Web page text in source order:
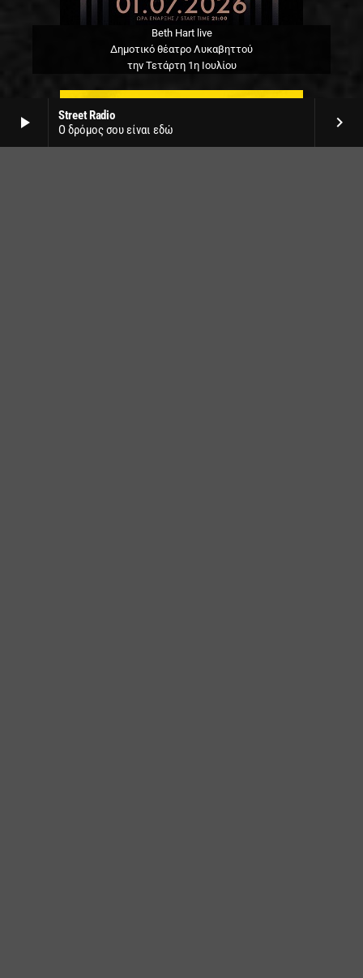
play_arrow
Street Radio
Ο δρόμος σου είναι εδώ
keyboard_arrow_right
Beth Hart live
Δημοτικό θέατρο Λυκαβηττού
την Τετάρτη 1η Ιουλίου